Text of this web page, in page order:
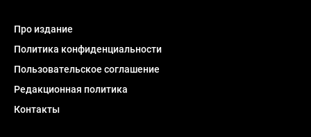
Про издание
Политика конфиденциальности
Пользовательское соглашение
Редакционная политика
Контакты